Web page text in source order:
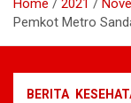
Home 2021
Pemkot Metro
BERITA